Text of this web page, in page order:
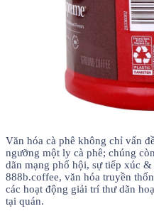
Văn hóa cà phê không chỉ vấn
ngưỡng một ly cà phê; chúng
dãn mạng phố hội, sự tiếp xúc
888b.coffee, văn hóa truyền
các hoạt động giải trí thư dãn
tại quán.